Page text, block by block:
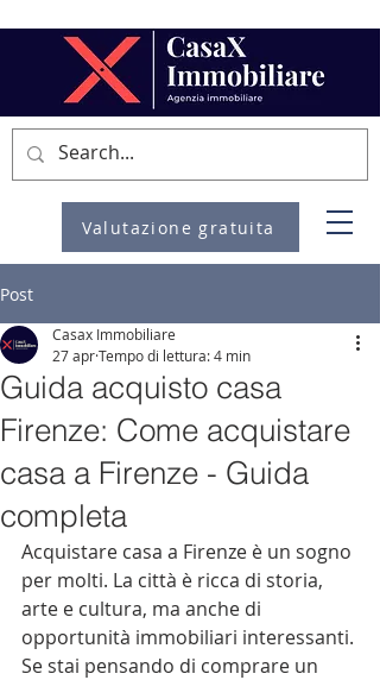
Valutazione gratuita
Post
Guida acquisto casa
Firenze: Come acquistare
casa a Firenze - Guida
completa
Casax Immobiliare
27 aprTempo di lettura: 4 min
Acquistare casa a Firenze è un sogno
per molti. La città è ricca di storia,
arte e cultura, ma anche di
opportunità immobiliari interessanti.
Se stai pensando di comprare un